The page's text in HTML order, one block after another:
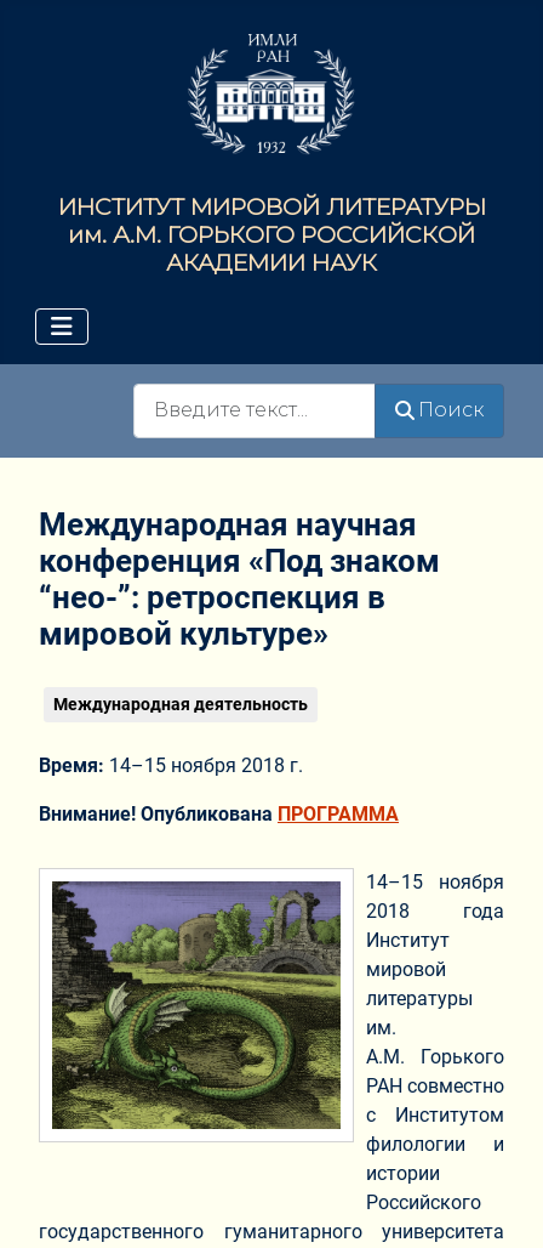
ИНСТИТУТ МИРОВОЙ ЛИТЕРАТУРЫ
им. А.М. ГОРЬКОГО РОССИЙСКОЙ
АКАДЕМИИ НАУК
Поиск
Международная научная
конференция «Под знаком
“нео-”: ретроспекция в
мировой культуре»
Международная деятельность
Время: 14–15 ноября 2018 г.
Внимание! Опубликована ПРОГРАММА
14–15 ноября
2018 года
Институт
мировой
литературы
им.
А.М. Горького
РАН совместно
с Институтом
филологии и
истории
Российского
государственного гуманитарного университета